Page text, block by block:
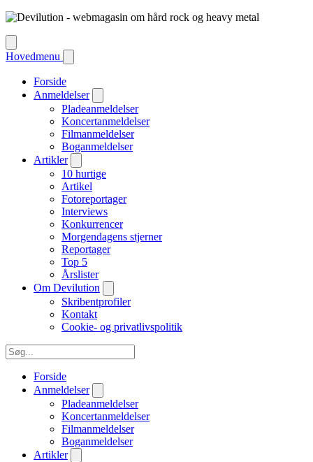
Hovedmenu
Forside
Anmeldelser
Pladeanmeldelser
Koncertanmeldelser
Filmanmeldelser
Boganmeldelser
Artikler
10 hurtige
Artikel
Fotoreportager
Interviews
Konkurrencer
Morgendagens stjerner
Reportager
Top 5
Årslister
Om Devilution
Skribentprofiler
Kontakt
Cookie- og privatlivspolitik
Forside
Anmeldelser
Pladeanmeldelser
Koncertanmeldelser
Filmanmeldelser
Boganmeldelser
Artikler